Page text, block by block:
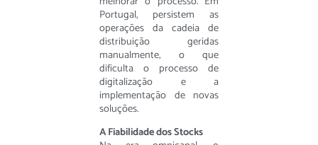
Portugal, persistem as
operações da cadeia de
distribuição geridas
manualmente, o que
dificulta o processo de
digitalização e a
implementação de novas
soluções.
A Fiabilidade dos Stocks